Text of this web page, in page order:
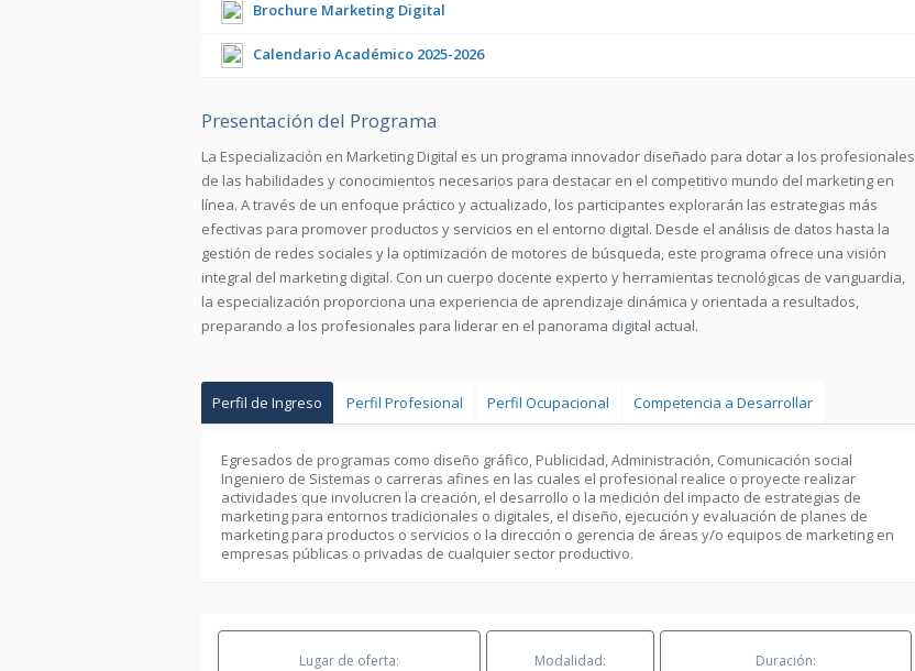
Brochure Marketing Digital
Calendario Académico 2025-2026
Presentación del Programa
La Especialización en Marketing Digital es un programa innovador diseñado para dotar a los profesionales
de las habilidades y conocimientos necesarios para destacar en el competitivo mundo del marketing en
línea. A través de un enfoque práctico y actualizado, los participantes explorarán las estrategias más
efectivas para promover productos y servicios en el entorno digital. Desde el análisis de datos hasta la
gestión de redes sociales y la optimización de motores de búsqueda, este programa ofrece una visión
integral del marketing digital. Con un cuerpo docente experto y herramientas tecnológicas de vanguardia,
la especialización proporciona una experiencia de aprendizaje dinámica y orientada a resultados,
preparando a los profesionales para liderar en el panorama digital actual.
Perfil de Ingreso Perfil Profesional Perfil Ocupacional Competencia a Desarrollar
Egresados de programas como diseño gráfico, Publicidad, Administración, Comunicación social
Ingeniero de Sistemas o carreras afines en las cuales el profesional realice o proyecte realizar
actividades que involucren la creación, el desarrollo o la medición del impacto de estrategias de
marketing para entornos tradicionales o digitales, el diseño, ejecución y evaluación de planes de
marketing para productos o servicios o la dirección o gerencia de áreas y/o equipos de marketing en
empresas públicas o privadas de cualquier sector productivo.
Lugar de oferta: Modalidad: Duración: